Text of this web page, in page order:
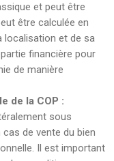
et peut être
être calculée en
localisation et de sa
financière pour
de manière
de la COP :
sous
de vente du bien
Il est important